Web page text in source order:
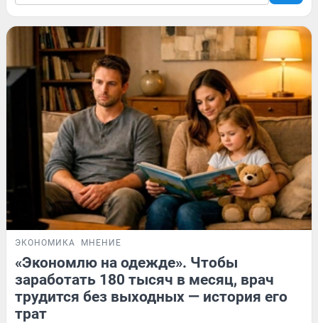
ЭКОНОМИКА МНЕНИЕ
«Экономлю на одежде». Чтобы
заработать 180 тысяч в месяц, врач
трудится без выходных — история его
трат